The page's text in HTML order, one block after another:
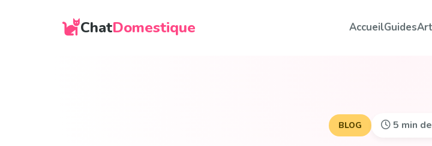
ChatDomestique AccueilGuides
BLOG 5 min